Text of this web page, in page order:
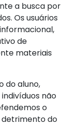
a busca por
Os usuários
de
materiais
do aluno,
não
o
detrimento do